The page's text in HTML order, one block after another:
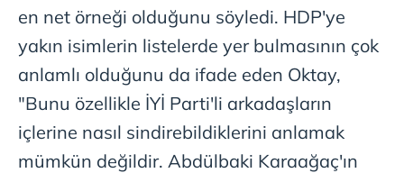
en net örneği olduğunu söyledi. HDP'ye
yakın isimlerin listelerde yer bulmasının çok
anlamlı olduğunu da ifade eden Oktay,
"Bunu özellikle İYİ Parti'li arkadaşların
içlerine nasıl sindirebildiklerini anlamak
mümkün değildir. Abdülbaki Karaağaç'ın